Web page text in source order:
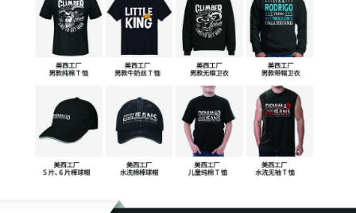
插画 T 恤、覆膜海报）。